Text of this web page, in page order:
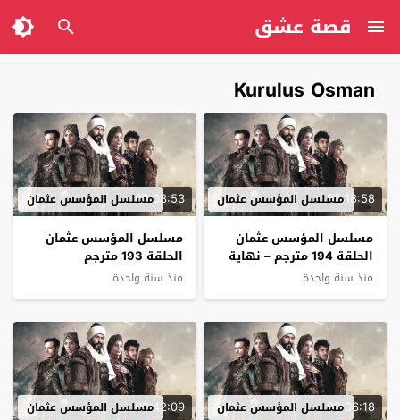
قصة عشق
Kurulus Osman
02:18:58مسلسل المؤسس عثمان
مسلسل المؤسس عثمان
الحلقة 194 مترجم – نهاية
الموسم
منذ سنة واحدة
02:08:53مسلسل المؤسس عثمان
مسلسل المؤسس عثمان
الحلقة 193 مترجم
منذ سنة واحدة
02:06:18مسلسل المؤسس عثمان 02:42:09مسلسل المؤسس عثمان